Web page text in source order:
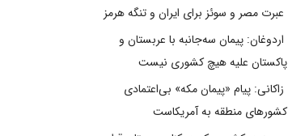
عبرت مصر و سوئز برای ایران و تنگه هرمز
اردوغان: پیمان سه‌جانبه با عربستان و
پاکستان علیه هیچ کشوری نیست
زاکانی: پیام «پیمان مکه» بی‌اعتمادی
کشورهای منطقه به آمریکاست